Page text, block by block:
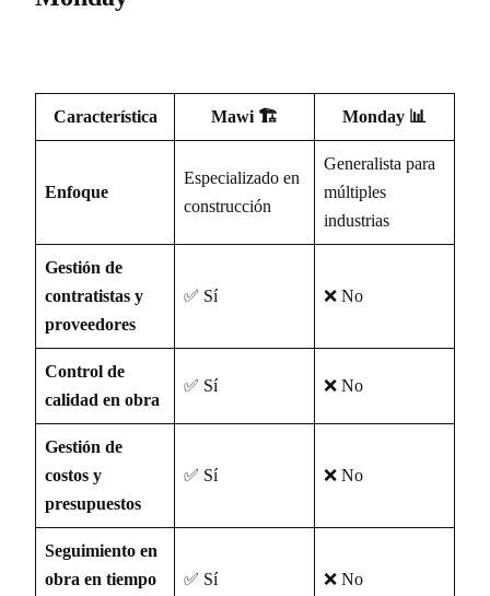
Característica Mawi 🏗️ Monday 📊
Enfoque
Especializado en
construcción
Generalista para
múltiples
industrias
Gestión de
contratistas y
proveedores
✅ Sí ❌ No
Control de
calidad en obra
✅ Sí ❌ No
Gestión de
costos y
presupuestos
✅ Sí ❌ No
Seguimiento en
obra en tiempo
✅ Sí ❌ No